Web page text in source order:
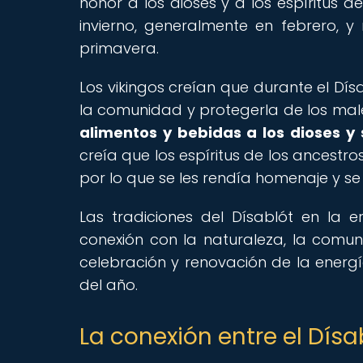
invierno, generalmente en febrero,
primavera.
Los vikingos creían que durante el
la comunidad y protegerla de los
alimentos y bebidas a los dioses
creía que los espíritus de los
por lo que se les rendía homenaje y
Las tradiciones del Dísablót en la
conexión con la naturaleza, la
celebración y renovación de la
del año.
La conexión entre el